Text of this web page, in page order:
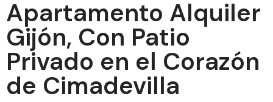
Apartamento Alquiler
Gijón, Con Patio
Privado en el Corazón
de Cimadevilla